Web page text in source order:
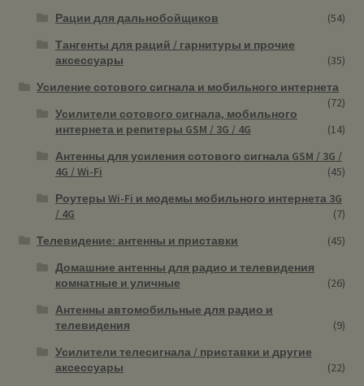
Рации для дальнобойщиков
(54)
Тангенты для раций / гарнитуры и прочие
аксессуары
(35)
Усиление сотового сигнала и мобильного интернета
(72)
Усилители сотового сигнала, мобильного
интернета и репитеры GSM / 3G / 4G
(14)
Антенны для усиления сотового сигнала GSM / 3G /
4G / Wi-Fi
(45)
Роутеры Wi-Fi и модемы мобильного интернета 3G
/ 4G
(7)
Телевидение: антенны и приставки
(45)
Домашние антенны для радио и телевидения
комнатные и уличные
(26)
Антенны автомобильные для радио и
телевидения
(9)
Усилители телесигнала / приставки и другие
аксессуары
(22)